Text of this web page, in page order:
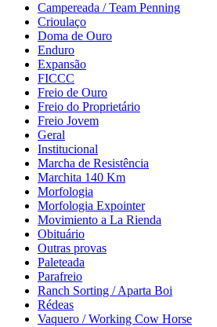
Campereada / Team Penning
Crioulaço
Doma de Ouro
Enduro
Expansão
FICCC
Freio de Ouro
Freio do Proprietário
Freio Jovem
Geral
Institucional
Marcha de Resistência
Marchita 140 Km
Morfologia
Morfologia Expointer
Movimiento a La Rienda
Obituário
Outras provas
Paleteada
Parafreio
Ranch Sorting / Aparta Boi
Rédeas
Vaquero / Working Cow Horse